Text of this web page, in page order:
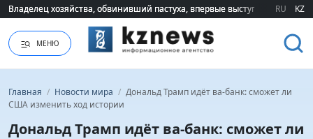
Владелец хозяйства, обвинивший пастуха, впервые выступил
Владелец хозяйства, обвинивший пастуха, впервые выступил RU KZ
МЕНЮ
Главная / Новости мира / Дональд Трамп идёт ва-банк: сможет ли
США изменить ход истории
Дональд Трамп идёт ва-банк: сможет ли